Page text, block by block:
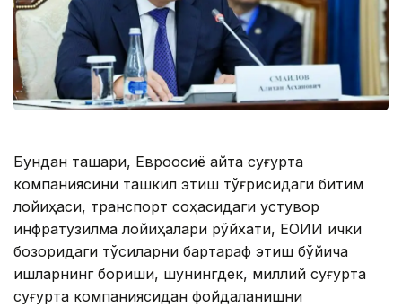
Бундан ташқари, Евроосиё қайта суғурта
компаниясини ташкил этиш тўғрисидаги битим
лойиҳаси, транспорт соҳасидаги устувор
инфратузилма лойиҳалари рўйхати, ЕОИИ ички
бозоридаги тўсиқларни бартараф этиш бўйича
ишларнинг бориши, шунингдек, миллий суғурта
суғурта компаниясидан фойдаланишни